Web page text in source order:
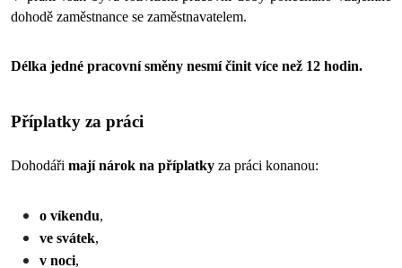
dohodě zaměstnance se zaměstnavatelem.
Délka jedné pracovní směny nesmí činit více než 12 hodin.
Příplatky za práci
Dohodáři mají nárok na příplatky za práci konanou:
o víkendu,
ve svátek,
v noci,